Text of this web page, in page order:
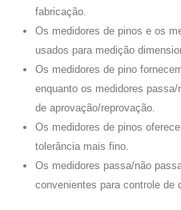
fabricação.
Os medidores de pinos e os
usados ​​para medição
Os medidores de pino
enquanto os medidores
de aprovação/reprovação.
Os medidores de pinos
tolerância mais fino.
Os medidores passa/não
convenientes para controle de